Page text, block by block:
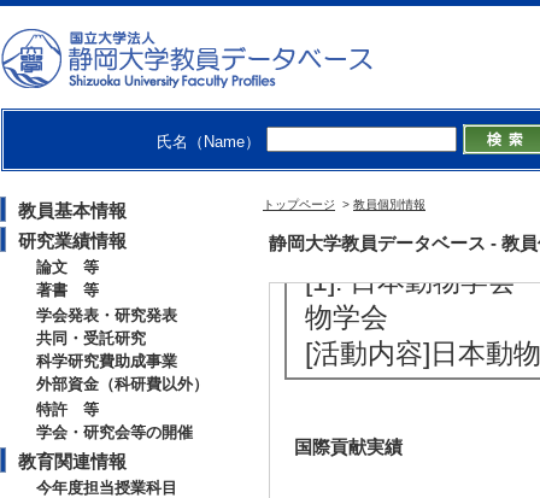
氏名（Name）
教員基本情報
研究業績情報
論文 等
著書 等
学会発表・研究発表
共同・受託研究
科学研究費助成事業
外部資金（科研費以外）
特許 等
学会・研究会等の開催
教育関連情報
今年度担当授業科目
トップページ > 教員個別情報
静岡大学教員データベース - 教
日)
[備考] 静岡新聞朝
[5]. 新聞 性差意
[備考] 静岡新聞朝
【学外の審議会・委員会等】
[1]. 日本動物学会
物学会
[活動内容]日本動
国際貢献実績